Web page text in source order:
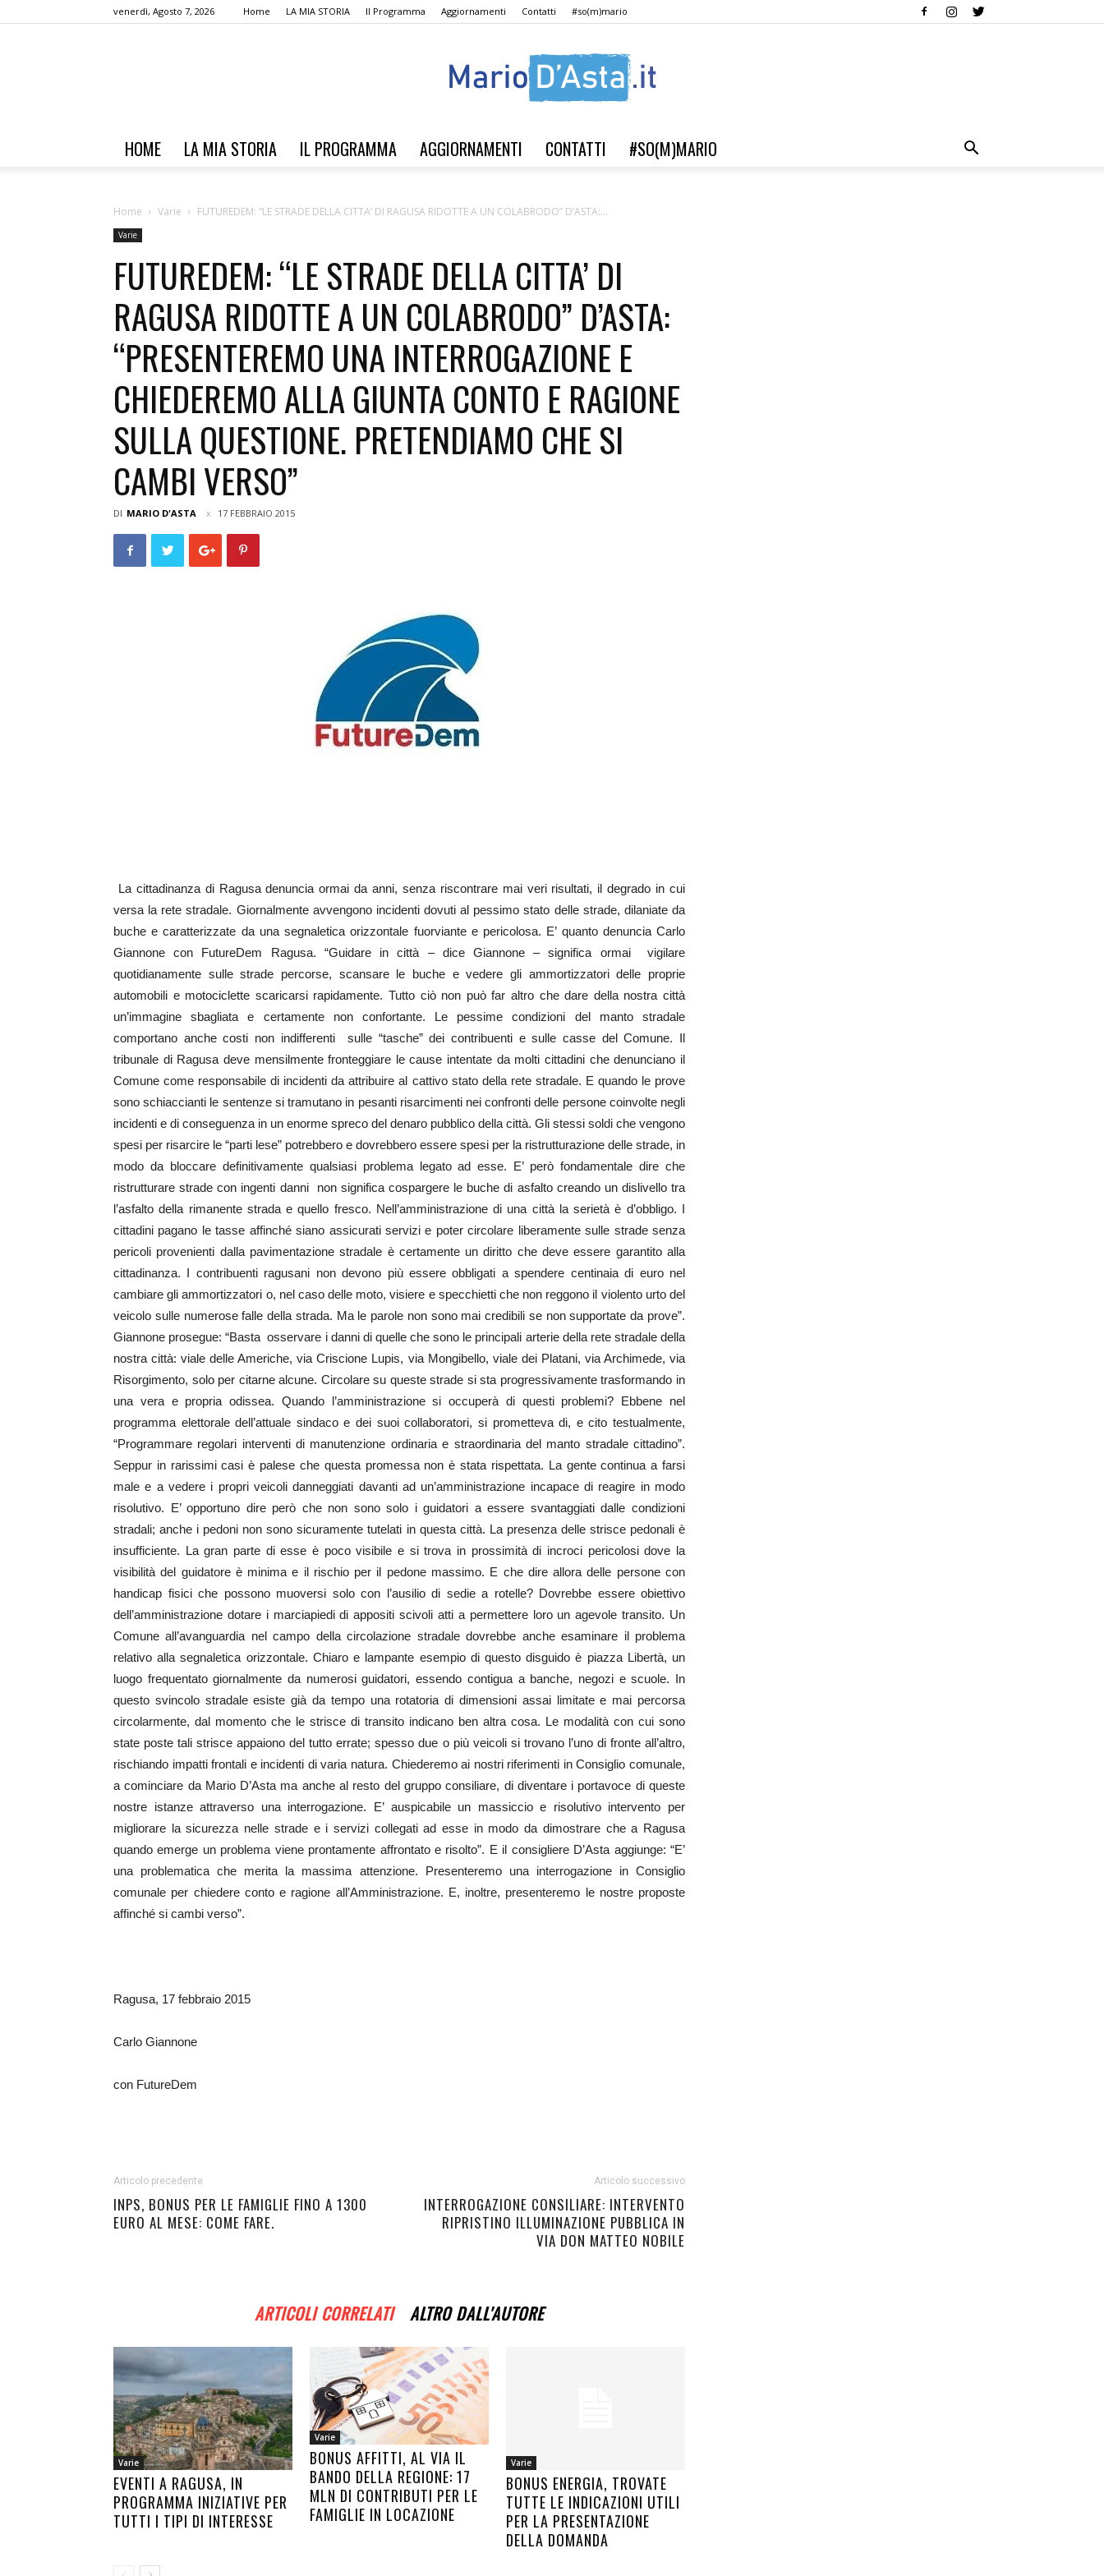
venerdì, Agosto 7, 2026 Home LA MIA STORIA Il Programma Aggiornamenti Contatti #so(m)mario
HOME LA MIA STORIA IL PROGRAMMA AGGIORNAMENTI CONTATTI #SO(M)MARIO
Home Varie FUTUREDEM: “LE STRADE DELLA CITTA’ DI RAGUSA RIDOTTE A UN COLABRODO” D’ASTA:...
Varie
FUTUREDEM: “LE STRADE DELLA CITTA’ DI
RAGUSA RIDOTTE A UN COLABRODO” D’ASTA:
“PRESENTEREMO UNA INTERROGAZIONE E
CHIEDEREMO ALLA GIUNTA CONTO E RAGIONE
SULLA QUESTIONE. PRETENDIAMO CHE SI
CAMBI VERSO”
DI MARIO D'ASTA 17 FEBBRAIO 2015
La cittadinanza di Ragusa denuncia ormai da anni, senza riscontrare mai veri risultati, il degrado in cui
versa la rete stradale. Giornalmente avvengono incidenti dovuti al pessimo stato delle strade, dilaniate da
buche e caratterizzate da una segnaletica orizzontale fuorviante e pericolosa. E’ quanto denuncia Carlo
Giannone con FutureDem Ragusa. “Guidare in città – dice Giannone – significa ormai vigilare
quotidianamente sulle strade percorse, scansare le buche e vedere gli ammortizzatori delle proprie
automobili e motociclette scaricarsi rapidamente. Tutto ciò non può far altro che dare della nostra città
un’immagine sbagliata e certamente non confortante. Le pessime condizioni del manto stradale
comportano anche costi non indifferenti sulle “tasche” dei contribuenti e sulle casse del Comune. Il
tribunale di Ragusa deve mensilmente fronteggiare le cause intentate da molti cittadini che denunciano il
Comune come responsabile di incidenti da attribuire al cattivo stato della rete stradale. E quando le prove
sono schiaccianti le sentenze si tramutano in pesanti risarcimenti nei confronti delle persone coinvolte negli
incidenti e di conseguenza in un enorme spreco del denaro pubblico della città. Gli stessi soldi che vengono
spesi per risarcire le “parti lese” potrebbero e dovrebbero essere spesi per la ristrutturazione delle strade, in
modo da bloccare definitivamente qualsiasi problema legato ad esse. E’ però fondamentale dire che
ristrutturare strade con ingenti danni non significa cospargere le buche di asfalto creando un dislivello tra
l’asfalto della rimanente strada e quello fresco. Nell’amministrazione di una città la serietà è d’obbligo. I
cittadini pagano le tasse affinché siano assicurati servizi e poter circolare liberamente sulle strade senza
pericoli provenienti dalla pavimentazione stradale è certamente un diritto che deve essere garantito alla
cittadinanza. I contribuenti ragusani non devono più essere obbligati a spendere centinaia di euro nel
cambiare gli ammortizzatori o, nel caso delle moto, visiere e specchietti che non reggono il violento urto del
veicolo sulle numerose falle della strada. Ma le parole non sono mai credibili se non supportate da prove”.
Giannone prosegue: “Basta osservare i danni di quelle che sono le principali arterie della rete stradale della
nostra città: viale delle Americhe, via Criscione Lupis, via Mongibello, viale dei Platani, via Archimede, via
Risorgimento, solo per citarne alcune. Circolare su queste strade si sta progressivamente trasformando in
una vera e propria odissea. Quando l’amministrazione si occuperà di questi problemi? Ebbene nel
programma elettorale dell’attuale sindaco e dei suoi collaboratori, si prometteva di, e cito testualmente,
“Programmare regolari interventi di manutenzione ordinaria e straordinaria del manto stradale cittadino”.
Seppur in rarissimi casi è palese che questa promessa non è stata rispettata. La gente continua a farsi
male e a vedere i propri veicoli danneggiati davanti ad un’amministrazione incapace di reagire in modo
risolutivo. E’ opportuno dire però che non sono solo i guidatori a essere svantaggiati dalle condizioni
stradali; anche i pedoni non sono sicuramente tutelati in questa città. La presenza delle strisce pedonali è
insufficiente. La gran parte di esse è poco visibile e si trova in prossimità di incroci pericolosi dove la
visibilità del guidatore è minima e il rischio per il pedone massimo. E che dire allora delle persone con
handicap fisici che possono muoversi solo con l’ausilio di sedie a rotelle? Dovrebbe essere obiettivo
dell’amministrazione dotare i marciapiedi di appositi scivoli atti a permettere loro un agevole transito. Un
Comune all’avanguardia nel campo della circolazione stradale dovrebbe anche esaminare il problema
relativo alla segnaletica orizzontale. Chiaro e lampante esempio di questo disguido è piazza Libertà, un
luogo frequentato giornalmente da numerosi guidatori, essendo contigua a banche, negozi e scuole. In
questo svincolo stradale esiste già da tempo una rotatoria di dimensioni assai limitate e mai percorsa
circolarmente, dal momento che le strisce di transito indicano ben altra cosa. Le modalità con cui sono
state poste tali strisce appaiono del tutto errate; spesso due o più veicoli si trovano l’uno di fronte all’altro,
rischiando impatti frontali e incidenti di varia natura. Chiederemo ai nostri riferimenti in Consiglio comunale,
a cominciare da Mario D’Asta ma anche al resto del gruppo consiliare, di diventare i portavoce di queste
nostre istanze attraverso una interrogazione. E’ auspicabile un massiccio e risolutivo intervento per
migliorare la sicurezza nelle strade e i servizi collegati ad esse in modo da dimostrare che a Ragusa
quando emerge un problema viene prontamente affrontato e risolto”. E il consigliere D’Asta aggiunge: “E’
una problematica che merita la massima attenzione. Presenteremo una interrogazione in Consiglio
comunale per chiedere conto e ragione all’Amministrazione. E, inoltre, presenteremo le nostre proposte
affinché si cambi verso”.
Ragusa, 17 febbraio 2015
Carlo Giannone
con FutureDem
Articolo precedente
INPS, BONUS PER LE FAMIGLIE FINO A 1300
EURO AL MESE: COME FARE.
Articolo successivo
INTERROGAZIONE CONSILIARE: INTERVENTO
RIPRISTINO ILLUMINAZIONE PUBBLICA IN
VIA DON MATTEO NOBILE
ARTICOLI CORRELATI ALTRO DALL'AUTORE
Varie
EVENTI A RAGUSA, IN
PROGRAMMA INIZIATIVE PER
TUTTI I TIPI DI INTERESSE
Varie
BONUS AFFITTI, AL VIA IL
BANDO DELLA REGIONE: 17
MLN DI CONTRIBUTI PER LE
FAMIGLIE IN LOCAZIONE
Varie
BONUS ENERGIA, TROVATE
TUTTE LE INDICAZIONI UTILI
PER LA PRESENTAZIONE
DELLA DOMANDA